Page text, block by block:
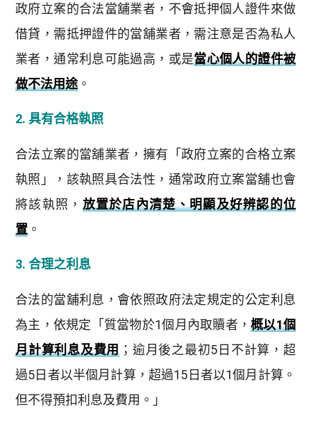
政府立案的合法當舖業者，不會抵押個人證件來做
借貸，需抵押證件的當舖業者，需注意是否為私人
業者，通常利息可能過高，或是當心個人的證件被
做不法用途 。
2. 具有合格執照
合法立案的當舖業者，擁有「政府立案的合格立案
執照」，該執照具合法性，通常政府立案當舖也會
將該執照， 放置於店內清楚、明顯及好辨認的位
置 。
3. 合理之利息
合法的當舖利息，會依照政府法定規定的公定利息
為主，依規定「質當物於1個月內取贖者，概以1個
月計算利息及費用 ；逾月後之最初5日不計算，超
過5日者以半個月計算，超過15日者以1個月計算。
但不得預扣利息及費用。」